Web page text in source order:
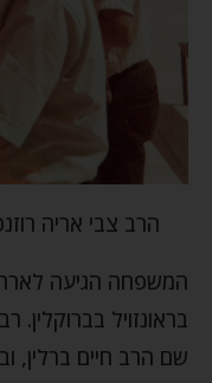
הרב צבי אריה
המשפחה הגיעה
בראונזויל
שם הרב חיים ברלין,